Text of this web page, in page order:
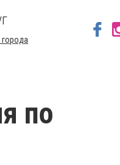
города
по